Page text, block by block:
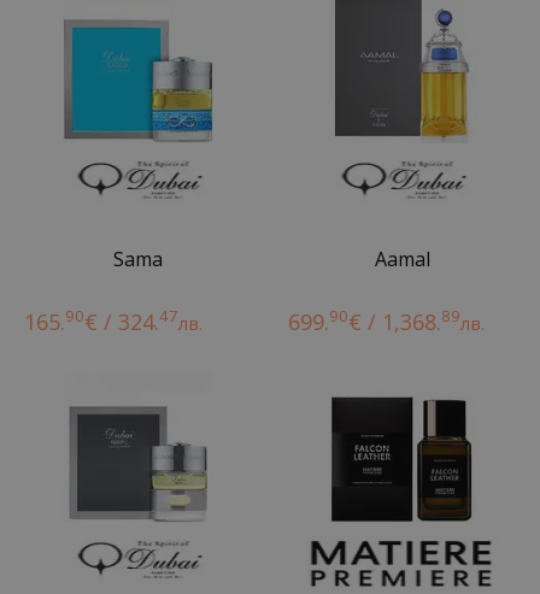
Sama
165.90€ / 324.47лв.
Aamal
699.90€ / 1,368.89лв.